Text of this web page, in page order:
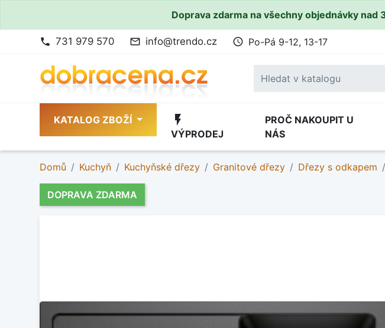
Doprava zdarma na všechny objednávky nad
phone 731 979 570 mail_outline info@trendo.cz access_time Po-Pá 9-12, 13-17
KATALOG ZBOŽÍ flash_on
VÝPRODEJ
PROČ NAKOUPIT U
NÁS
Domů Kuchyň Kuchyňské dřezy Granitové dřezy Dřezy s odkapem
DOPRAVA ZDARMA